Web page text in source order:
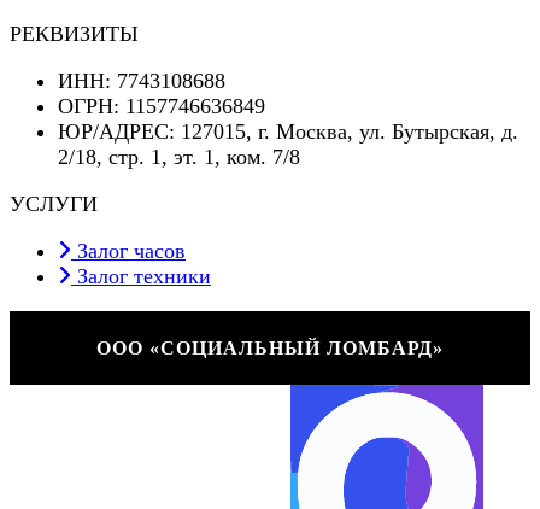
РЕКВИЗИТЫ
ИНН: 7743108688
ОГРН: 1157746636849
ЮР/АДРЕС: 127015, г. Москва, ул. Бутырская, д.
2/18, стр. 1, эт. 1, ком. 7/8
УСЛУГИ
Залог часов
Залог техники
ООО «СОЦИАЛЬНЫЙ ЛОМБАРД»